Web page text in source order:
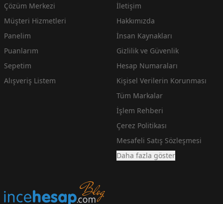
Çözüm Merkezi
Müşteri Hizmetleri
Panelim
Puanlarım
Sepetim
Alışveriş Listem
İletişim
Hakkımızda
İnsan Kaynakları
Gizlilik ve Güvenlik
Hesap Numaraları
Kişisel Verilerin Korunması
Tüm Markalar
İşlem Rehberi
Çerez Politikası
Mesafeli Satış Sözleşmesi
Daha fazla göster